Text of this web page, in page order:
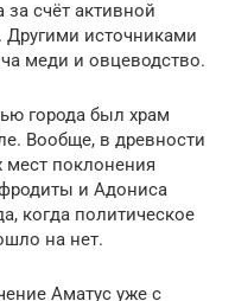
за счёт активной
Другими источниками
меди и овцеводство.
города был храм
Вообще, в древности
поклонения
и Адониса
когда политическое
на нет.
Аматус уже с